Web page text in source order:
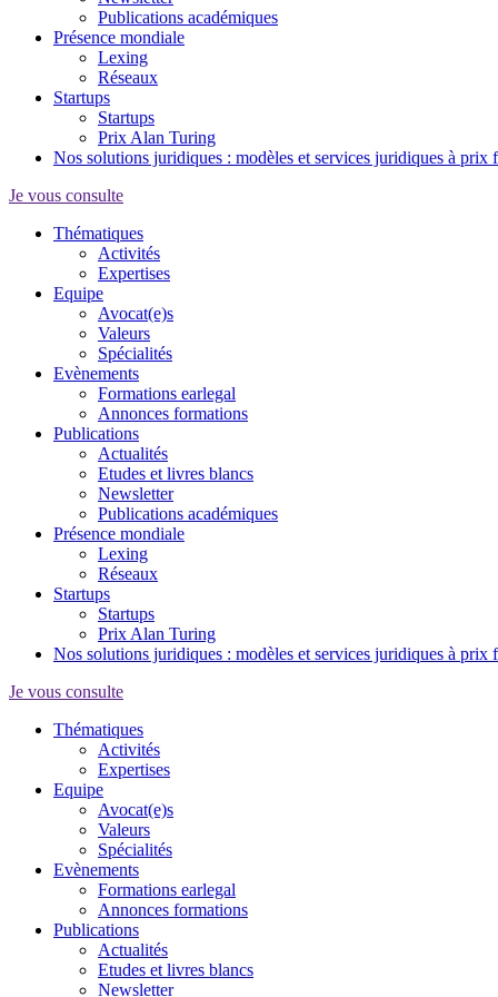
Publications académiques
Présence mondiale
Lexing
Réseaux
Startups
Startups
Prix Alan Turing
Nos solutions juridiques : modèles et services juridiques à prix
Je vous consulte
Thématiques
Activités
Expertises
Equipe
Avocat(e)s
Valeurs
Spécialités
Evènements
Formations earlegal
Annonces formations
Publications
Actualités
Etudes et livres blancs
Newsletter
Publications académiques
Présence mondiale
Lexing
Réseaux
Startups
Startups
Prix Alan Turing
Nos solutions juridiques : modèles et services juridiques à prix
Je vous consulte
Thématiques
Activités
Expertises
Equipe
Avocat(e)s
Valeurs
Spécialités
Evènements
Formations earlegal
Annonces formations
Publications
Actualités
Etudes et livres blancs
Newsletter